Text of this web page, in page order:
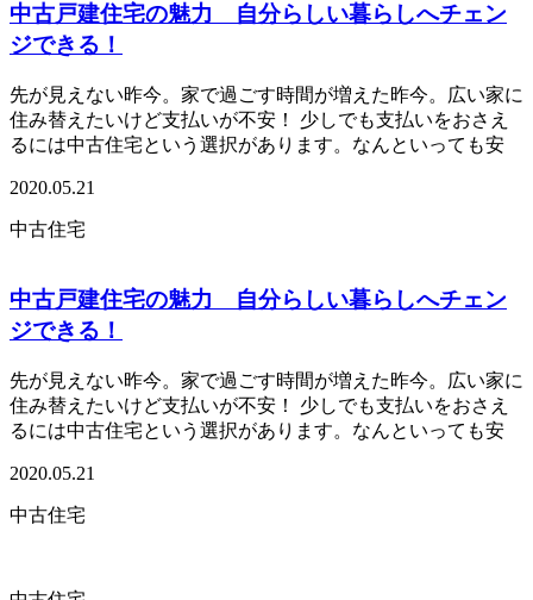
中古戸建住宅の魅力 自分らしい暮らしへチェン
ジできる！
先が見えない昨今。家で過ごす時間が増えた昨今。広い家に
住み替えたいけど支払いが不安！ 少しでも支払いをおさえ
るには中古住宅という選択があります。なんといっても安
2020.05.21
中古住宅
中古戸建住宅の魅力 自分らしい暮らしへチェン
ジできる！
先が見えない昨今。家で過ごす時間が増えた昨今。広い家に
住み替えたいけど支払いが不安！ 少しでも支払いをおさえ
るには中古住宅という選択があります。なんといっても安
2020.05.21
中古住宅